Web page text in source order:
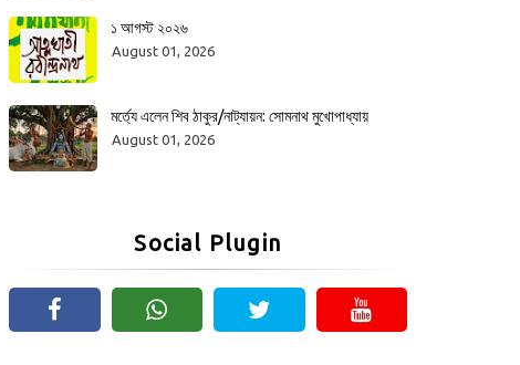
১ আগস্ট ২০২৬
August 01, 2026
মর্ত্যে এলেন শিব ঠাকুর/নাট্যায়ন: সোমনাথ মুখোপাধ্যায়
August 01, 2026
Social Plugin